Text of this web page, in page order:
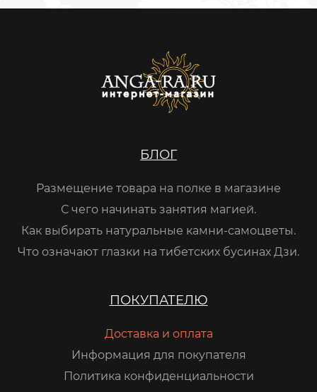
БЛОГ
Размещение товара на полке в магазине
С чего начинать занятия магией.
Как выбирать натуральные камни-самоцветы.
Что означают глазки на тибетских бусинах Дзи.
ПОКУПАТЕЛЮ
Доставка и оплата
Информация для покупателя
Политика конфиденциальности